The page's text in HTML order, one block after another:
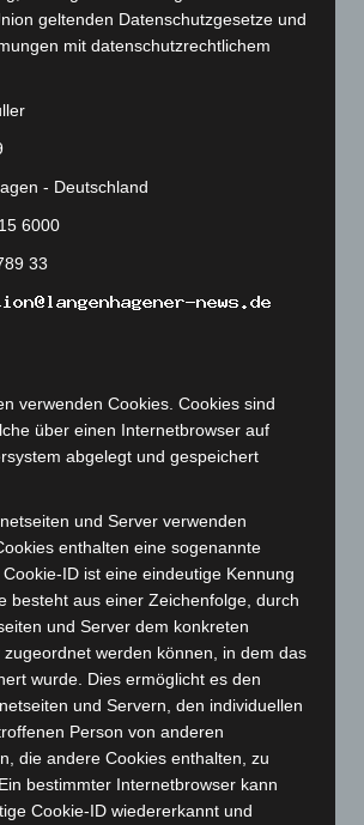
geltenden Datenschutzgesetze und
mit datenschutzrechtlichem
- Deutschland
6000
33
verwenden Cookies. Cookies sind
über einen Internetbrowser auf
abgelegt und gespeichert
und Server verwenden
enthalten eine sogenannte
ID ist eine eindeutige Kennung
besteht aus einer Zeichenfolge, durch
und Server dem konkreten
werden können, in dem das
wurde. Dies ermöglicht es den
und Servern, den individuellen
Person von anderen
die andere Cookies enthalten, zu
bestimmter Internetbrowser kann
Cookie-ID wiedererkannt und